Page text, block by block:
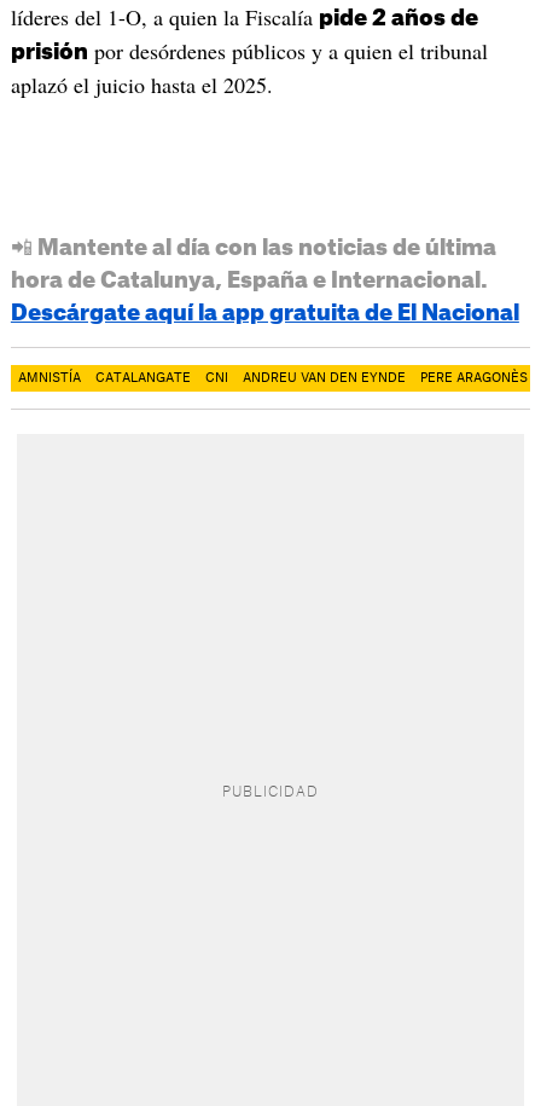
líderes del 1-O, a quien la Fiscalía pide 2 años de
prisión por desórdenes públicos y a quien el tribunal
aplazó el juicio hasta el 2025.
📲 Mantente al día con las noticias de última
hora de Catalunya, España e Internacional.
Descárgate aquí la app gratuita de El Nacional
AMNISTÍA CATALANGATE CNI ANDREU VAN DEN EYNDE PERE ARAGONÈS